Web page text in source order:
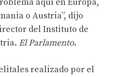
o Austria”, dijo
del Instituto de
El Parlamento.
realizado por el